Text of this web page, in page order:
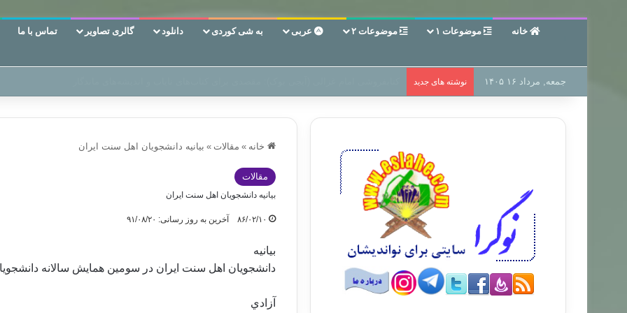
خانه موضوعات ۱ موضوعات ۲ عربی به شی کوردی دانلود گالری تصاویر تماس با ما
جمعه, مرداد ۱۶ ۱۴۰۵ نوشته های جدید
خانه » مقالات » بيانيه دانشجويان اهل سنت ايران
مقالات
بيانيه دانشجويان اهل سنت ايران
۸۶/۰۲/۱۰ آخرین به روز رسانی: ۹۱/۰۸/۲۰
بيانيه
دانشجويان اهل سنت ايران در سومين همايش سالانه
آزادي